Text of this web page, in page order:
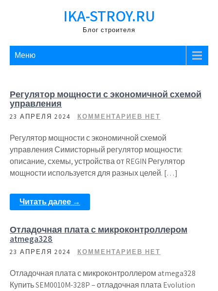
IKA-STROY.RU
Блог строителя
Меню
Регулятор мощности с экономичной схемой
управления
23 АПРЕЛЯ 2024 КОММЕНТАРИЕВ НЕТ
Регулятор мощности с экономичной схемой
управления Симисторный регулятор мощности:
описание, схемы, устройства от REGIN Регулятор
мощности используется для разных целей. […]
Читать далее →
Отладочная плата с микроконтроллером
atmega328
23 АПРЕЛЯ 2024 КОММЕНТАРИЕВ НЕТ
Отладочная плата с микроконтроллером atmega328
Купить SEM0010M-328P – отладочная плата Evolution